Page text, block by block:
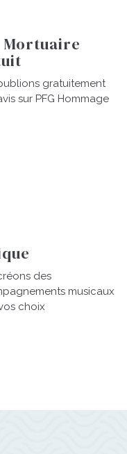
Mortuaire
gratuitement
sur PFG Hommage
des
musicaux
choix